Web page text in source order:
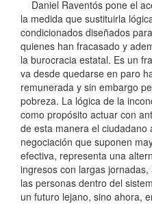
Daniel Raventós pone el
la medida que sustituirla
condicionados diseñados
quienes han fracasado y
la burocracia estatal. Es un
va desde quedarse en paro
remunerada y sin embargo
pobreza. La lógica de la
como propósito actuar con
de esta manera el
negociación que suponen
efectiva, representa una
ingresos con largas
las personas dentro del
un futuro lejano, sino ahora,